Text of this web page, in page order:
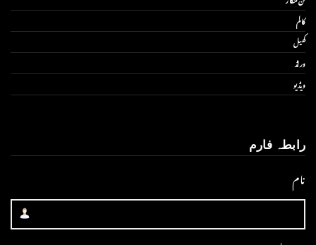
کالم
کھیل
ورلڈ
ویڈیو
رابطہ فارم
نام